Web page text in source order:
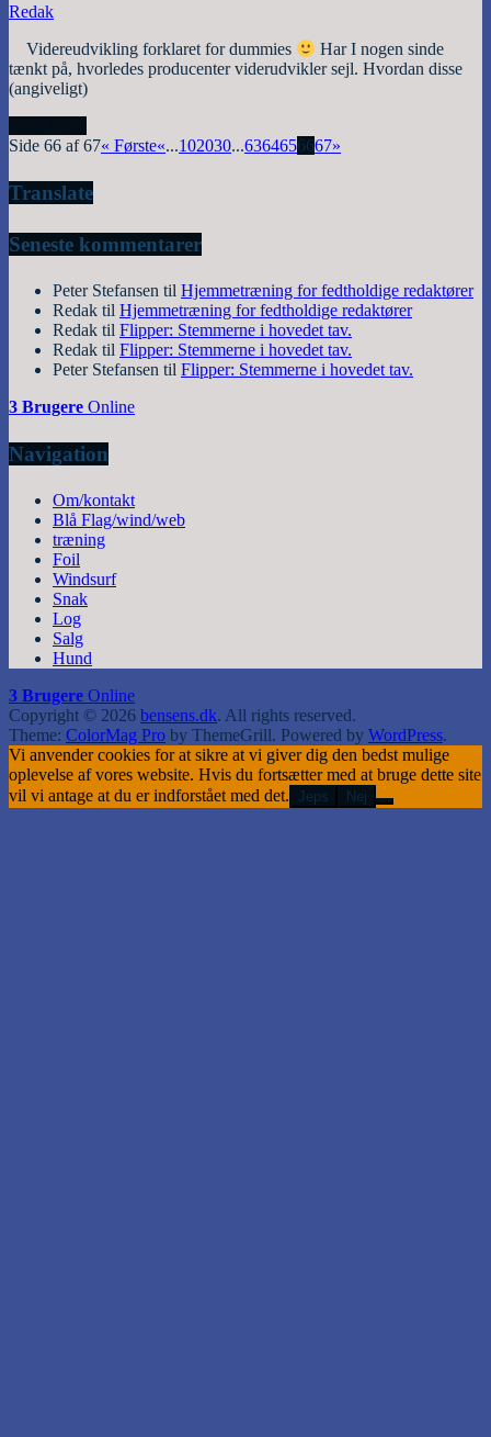
Redak
Videreudvikling forklaret for dummies
Har I nogen sinde
tænkt på, hvorledes producenter viderudvikler sejl. Hvordan disse
(angiveligt)
Side 66 af 67« Første«...102030...6364656667»
Translate
Seneste kommentarer
Peter Stefansen til Hjemmetræning for fedtholdige redaktører
Redak til Hjemmetræning for fedtholdige redaktører
Redak til Flipper: Stemmerne i hovedet tav.
Redak til Flipper: Stemmerne i hovedet tav.
Peter Stefansen til Flipper: Stemmerne i hovedet tav.
3 Brugere Online
Navigation
Om/kontakt
Blå Flag/wind/web
træning
Foil
Windsurf
Snak
Log
Salg
Hund
3 Brugere Online
Copyright © 2026 bensens.dk. All rights reserved.
Theme: ColorMag Pro by ThemeGrill. Powered by WordPress.
Vi anvender cookies for at sikre at vi giver dig den bedst mulige
oplevelse af vores website. Hvis du fortsætter med at bruge dette site
vil vi antage at du er indforstået med det. Jeps Nej